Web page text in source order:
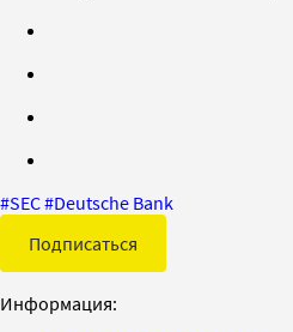
#SEC#Deutsche Bank
Подписаться
Информация: